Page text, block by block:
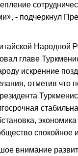
- подчеркнул
Народной
главе
искренние
отметив что
спокойное
внимание